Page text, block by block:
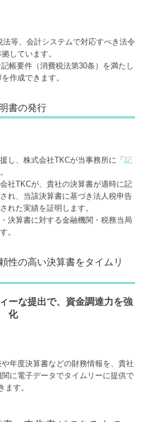
等、会計システムで対応すべき法令
しています。
帳要件（消費税法第30条）を満たし
作成できます。
書の発行
し、株式会社TKCが当事務所に「 記
社TKCが、貴社の決算書が適時に記
れ、当該決算書に基づき法人税申告
れた実績を証明します。
決算書に対する金融機関・税務当局
。
性の高い決算書をタイムリ
ーな提出で、資金調達力を強
化
年度決算書などの財務情報を、 貴社
に電子データでタイムリーに提供で
ます。